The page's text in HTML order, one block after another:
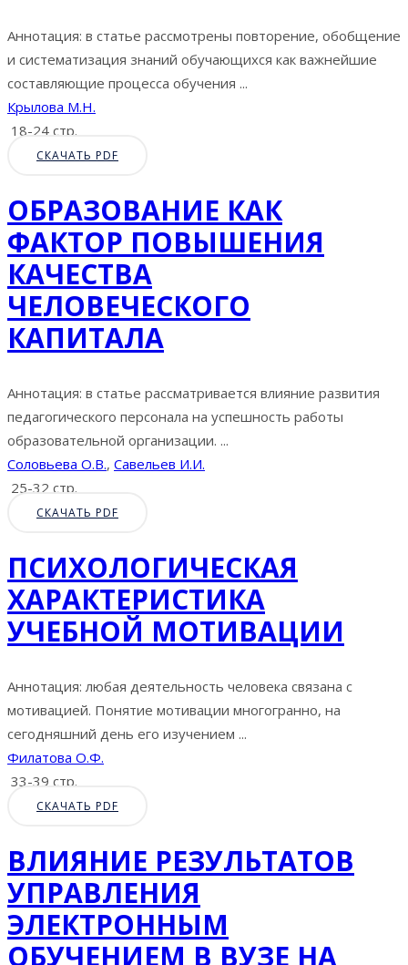
Аннотация: в статье рассмотрены повторение, обобщение
и систематизация знаний обучающихся как важнейшие
составляющие процесса обучения ...
Крылова М.Н.
18-24 стр.
СКАЧАТЬ PDF
ОБРАЗОВАНИЕ КАК
ФАКТОР ПОВЫШЕНИЯ
КАЧЕСТВА
ЧЕЛОВЕЧЕСКОГО
КАПИТАЛА
Аннотация: в статье рассматривается влияние развития
педагогического персонала на успешность работы
образовательной организации. ...
Соловьева О.В., Савельев И.И.
25-32 стр.
СКАЧАТЬ PDF
ПСИХОЛОГИЧЕСКАЯ
ХАРАКТЕРИСТИКА
УЧЕБНОЙ МОТИВАЦИИ
Аннотация: любая деятельность человека связана с
мотивацией. Понятие мотивации многогранно, на
сегодняшний день его изучением ...
Филатова О.Ф.
33-39 стр.
СКАЧАТЬ PDF
ВЛИЯНИЕ РЕЗУЛЬТАТОВ
УПРАВЛЕНИЯ
ЭЛЕКТРОННЫМ
ОБУЧЕНИЕМ В ВУЗЕ НА